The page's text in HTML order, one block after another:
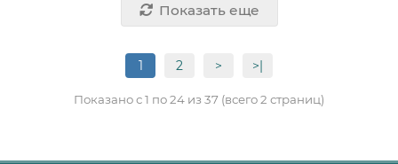
Показать еще
1 2 > >|
Показано с 1 по 24 из 37 (всего 2 страниц)